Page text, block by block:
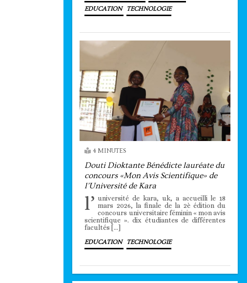
EDUCATION TECHNOLOGIE
4 MINUTES
Douti Dioktante Bénédicte lauréate du
concours «Mon Avis Scientifique» de
l’Université de Kara
l’ université de kara, uk, a accueilli le 18
mars 2026, la finale de la 2è édition du
concours universitaire féminin « mon avis
scientifique ». dix étudiantes de différentes
facultés […]
EDUCATION TECHNOLOGIE